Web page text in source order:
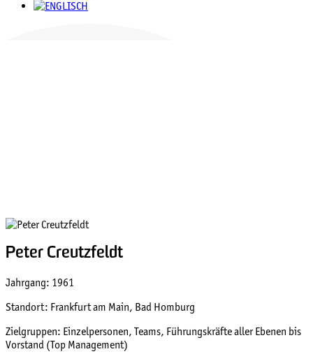
Peter Creutzfeldt
Jahrgang: 1961
Standort: Frankfurt am Main, Bad Homburg
Zielgruppen: Einzelpersonen, Teams, Führungskräfte aller Ebenen bis
Vorstand (Top Management)